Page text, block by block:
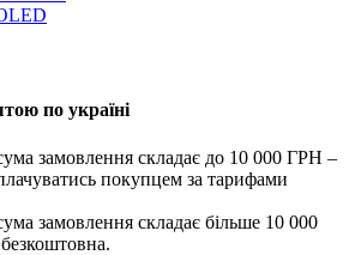
по україні
замовлення складає до 10 000 ГРН –
покупцем за тарифами
замовлення складає більше 10 000